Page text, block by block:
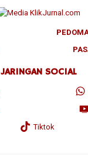
JARINGAN SOCIAL
Tiktok